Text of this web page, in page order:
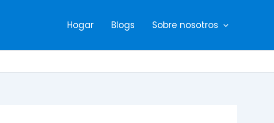
Hogar Blogs Sobre nosotros